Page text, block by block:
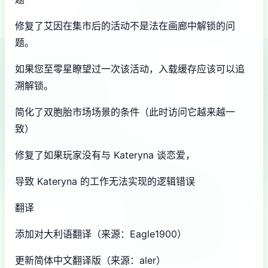
修复了艾因在集市后的活动不是法在画廊中解锁的问
题。
如果您至零星瞭望过一次该活动，入载缓存应该可以追
溯解锁。
简化了双胞胎市场场景的条件（此时访问它越来越一
致）
修复了如果玩家没有与 Kateryna 谈恋爱，
导致 Kateryna 的工作无法实现的逻辑错误
翻译
添加对大利语翻译（来源：Eagle1900）
更新简体中文翻译版（来源：aler）